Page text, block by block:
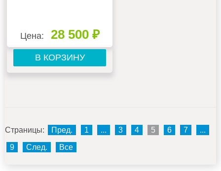
Цена: 28 500 ₽
В КОРЗИНУ
Страницы: Пред. 1 ... 3 4 5 6 7 ...
9 След. Все